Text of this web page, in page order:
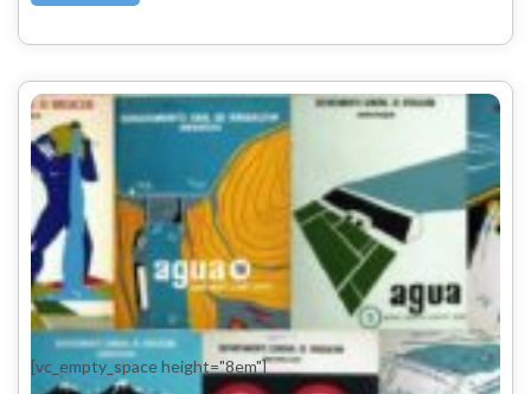
[vc_empty_space height="8em"]